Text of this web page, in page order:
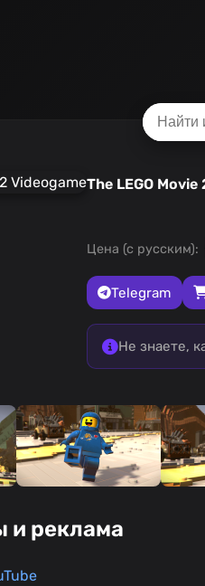
The LEGO
Цена (с русским):
Telegram
Не знаете,
и реклама